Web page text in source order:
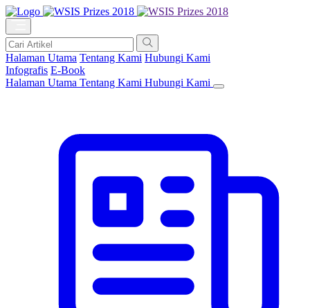
Halaman Utama Tentang Kami Hubungi Kami
Infografis E-Book
Halaman Utama Tentang Kami Hubungi Kami